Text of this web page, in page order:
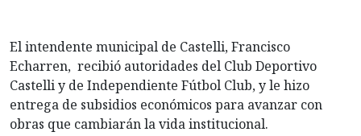
El intendente municipal de Castelli, Francisco
Echarren, recibió autoridades del Club Deportivo
Castelli y de Independiente Fútbol Club, y le hizo
entrega de subsidios económicos para avanzar con
obras que cambiarán la vida institucional.